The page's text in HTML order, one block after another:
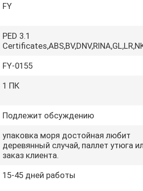
FY
PED 3.1
FY-0155
1 ПК
Подлежит обсуждению
упаковка моря достойная любит
деревянный случай, паллет утюга
заказ клиента.
15-45 дней работы